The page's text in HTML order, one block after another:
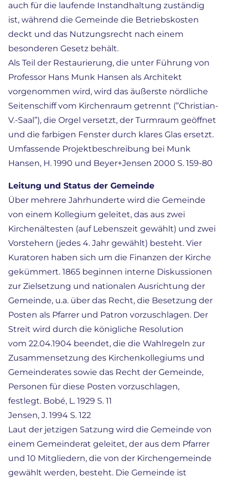
auch für die laufende Instandhaltung zuständig
ist, während die Gemeinde die Betriebskosten
deckt und das Nutzungsrecht nach einem
besonderen Gesetz behält.
Als Teil der Restaurierung, die unter Führung von
Professor Hans Munk Hansen als Architekt
vorgenommen wird, wird das äußerste nördliche
Seitenschiff vom Kirchenraum getrennt (”Christian-
V.-Saal”), die Orgel versetzt, der Turmraum geöffnet
und die farbigen Fenster durch klares Glas ersetzt.
Umfassende Projektbeschreibung bei Munk
Hansen, H. 1990 und Beyer+Jensen 2000 S. 159-80
Leitung und Status der Gemeinde
Über mehrere Jahrhunderte wird die Gemeinde
von einem Kollegium geleitet, das aus zwei
Kirchenältesten (auf Lebenszeit gewählt) und zwei
Vorstehern (jedes 4. Jahr gewählt) besteht. Vier
Kuratoren haben sich um die Finanzen der Kirche
gekümmert. 1865 beginnen interne Diskussionen
zur Zielsetzung und nationalen Ausrichtung der
Gemeinde, u.a. über das Recht, die Besetzung der
Posten als Pfarrer und Patron vorzuschlagen. Der
Streit wird durch die königliche Resolution
vom 22.04.1904 beendet, die die Wahlregeln zur
Zusammensetzung des Kirchenkollegiums und
Gemeinderates sowie das Recht der Gemeinde,
Personen für diese Posten vorzuschlagen,
festlegt. Bobé, L. 1929 S. 11
Jensen, J. 1994 S. 122
Laut der jetzigen Satzung wird die Gemeinde von
einem Gemeinderat geleitet, der aus dem Pfarrer
und 10 Mitgliedern, die von der Kirchengemeinde
gewählt werden, besteht. Die Gemeinde ist